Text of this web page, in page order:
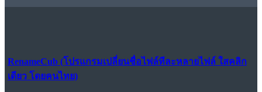
RenameCub (โปรแกรมเปลี่ยนชื่อไฟล์ทีละหลายไฟล์ ใสคลิก
เดียว โดยคนไทย)